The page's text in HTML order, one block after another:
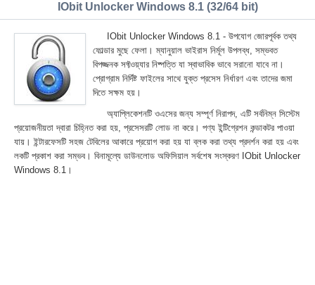
IObit Unlocker Windows 8.1 (32/64 bit)
IObit Unlocker Windows 8.1 - উপযোগ জোরপূর্বক তথ্য
ফোল্ডার মুছে ফেলা। ম্যানুয়াল ভাইরাস নির্মূল উপলব্ধ, সম্ভবত
বিপজ্জনক সফ্টওয়্যার নিষ্পত্তি যা স্বাভাবিক ভাবে সরানো যাবে না।
প্রোগ্রাম নির্দিষ্ট ফাইলের সাথে যুক্ত প্রসেস নির্ধারণ এবং তাদের জমা
দিতে সক্ষম হয়।
অ্যাপ্লিকেশনটি ওএসের জন্য সম্পূর্ণ নিরাপদ, এটি সর্বনিম্ন সিস্টেম
প্রয়োজনীয়তা দ্বারা চিহ্নিত করা হয়, প্রসেসরটি লোড না করে। পণ্য ইন্টিগ্রেশন কন্ডাকটর পাওয়া
যায়। ইন্টারফেসটি সহজ টেবিলের আকারে প্রয়োগ করা হয় যা ব্লক করা তথ্য প্রদর্শন করা হয় এবং
লকটি প্রকাশ করা সম্ভব। বিনামূল্যে ডাউনলোড অফিসিয়াল সর্বশেষ সংস্করণ IObit Unlocker
Windows 8.1।